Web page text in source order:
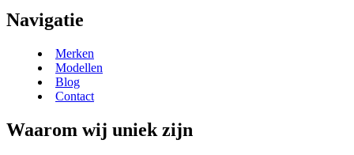
Navigatie
Merken
Modellen
Blog
Contact
Waarom wij uniek zijn